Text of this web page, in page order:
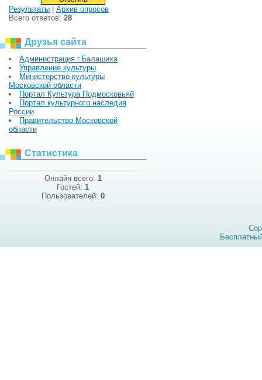
Результаты
Архив опросов
Всего ответов: 28
Друзья сайта
Администрация г.Балашиха
Управление культуры
Министерство культуры
Московской области
Портал Культура Подмосковьяй
Портал культурного наследия
России
Правительство Московской
области
Статистика
Онлайн всего: 1
Гостей:1
Пользователей: 0